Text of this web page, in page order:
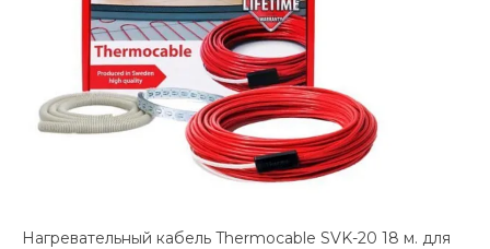
Нагревательный кабель Thermocable SVK-20 18 м. для